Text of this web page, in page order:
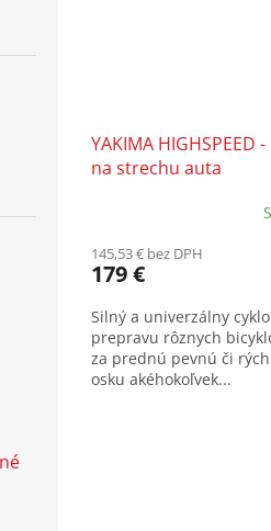
YAKIMA HIGHSPEED
na strechu auta
145,53 € bez DPH
179 €
Silný a univerzálny
prepravu rôznych
za prednú pevnú či
osku akéhokoľvek...